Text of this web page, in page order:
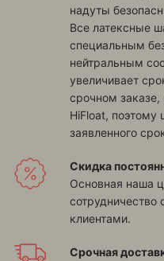
надуты
Все латексные
специальным
нейтральным
увеличивает
срочном
HiFloat, поэтому
заявленного
Скидка
Основная наша
клиентами.
Срочная